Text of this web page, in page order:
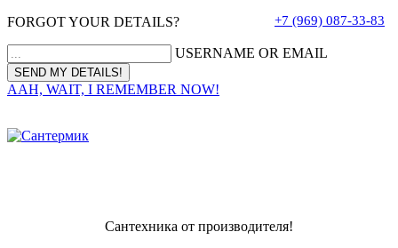
FORGOT YOUR DETAILS?
USERNAME OR EMAIL
AAH, WAIT, I REMEMBER NOW!
+7 (969) 087-33-83
Сантехника от производителя!